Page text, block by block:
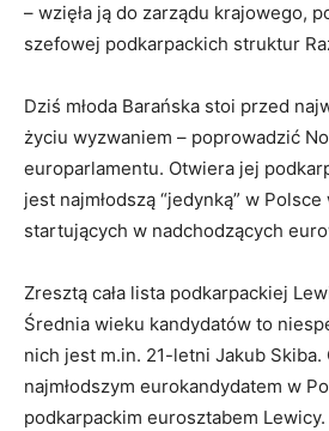
– wzięła ją do zarządu krajowego,
szefowej podkarpackich struktur
Dziś młoda Barańska stoi przed
życiu wyzwaniem – poprowadzić
europarlamentu. Otwiera jej
jest najmłodszą “jedynką” w
startujących w nadchodzących
Zresztą cała lista podkarpackiej
Średnia wieku kandydatów to
nich jest m.in. 21-letni Jakub Skiba.
najmłodszym eurokandydatem w
podkarpackim eurosztabem Lewicy.